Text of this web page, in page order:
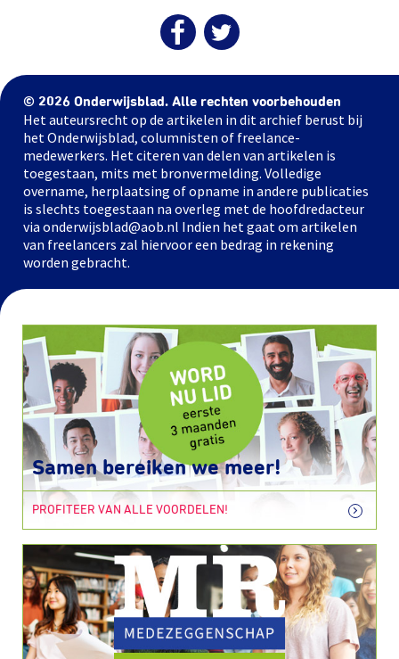
© 2026 Onderwijsblad. Alle rechten voorbehouden
Het auteursrecht op de artikelen in dit archief berust bij
het Onderwijsblad, columnisten of freelance-
medewerkers. Het citeren van delen van artikelen is
toegestaan, mits met bronvermelding. Volledige
overname, herplaatsing of opname in andere publicaties
is slechts toegestaan na overleg met de hoofdredacteur
via onderwijsblad@aob.nl Indien het gaat om artikelen
van freelancers zal hiervoor een bedrag in rekening
worden gebracht.
Samen bereiken we meer!
PROFITEER VAN ALLE VOORDELEN!